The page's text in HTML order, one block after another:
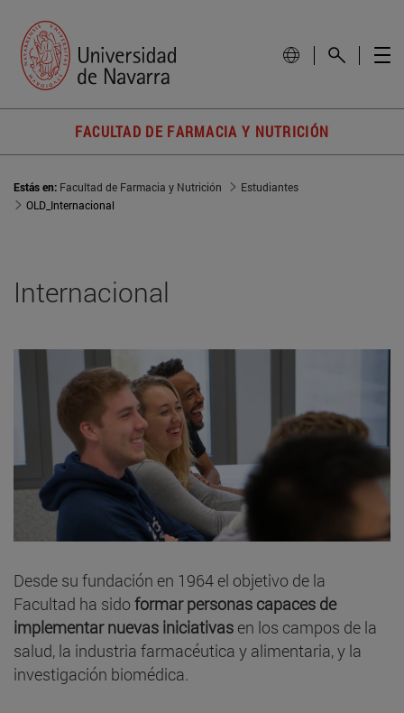
FACULTAD DE FARMACIA Y NUTRICIÓN
Estás en: Facultad de Farmacia y Nutrición
Estudiantes
OLD_Internacional
Internacional
Desde su fundación en 1964 el objetivo de la
Facultad ha sido formar personas capaces de
implementar nuevas iniciativas en los campos de la
salud, la industria farmacéutica y alimentaria, y la
investigación biomédica.